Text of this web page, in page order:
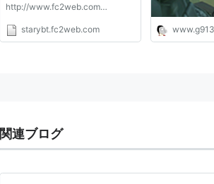
この商品を含む
http://www.fc2web.com
http://www.gooside.com k-
starybt.fc2web.com
関連ブログ